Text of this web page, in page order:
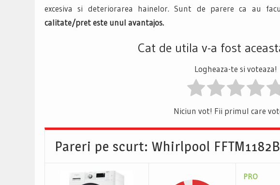
excesiva si deteriorarea hainelor. Sunt de parere ca au
calitate/pret este unul avantajos.
Cat de utila v-a fost
Logheaza-te si voteaza!
Niciun vot! Fii primul care
Pareri pe scurt: Whirlpool
PRO